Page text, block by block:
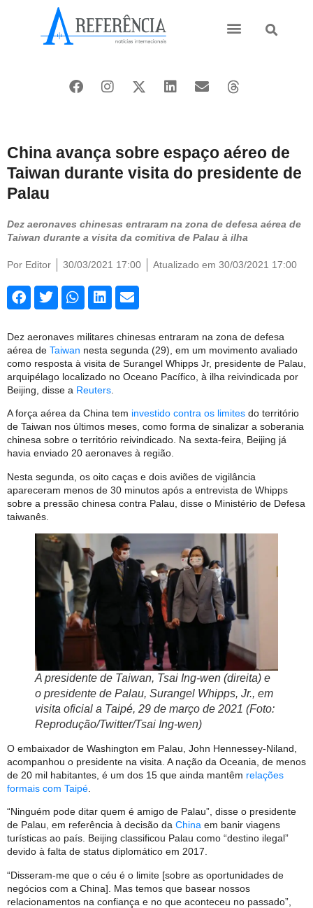
China avança sobre espaço aéreo de
Taiwan durante visita do presidente de
Palau
Dez aeronaves chinesas entraram na zona de defesa aérea de
Taiwan durante a visita da comitiva de Palau à ilha
Por Editor 30/03/2021 17:00 Atualizado em 30/03/2021 17:00
Dez aeronaves militares chinesas entraram na zona de defesa
aérea de Taiwan nesta segunda (29), em um movimento avaliado
como resposta à visita de Surangel Whipps Jr, presidente de Palau,
arquipélago localizado no Oceano Pacífico, à ilha reivindicada por
Beijing, disse a Reuters
A força aérea da China tem investido contra os limites do território
de Taiwan nos últimos meses, como forma de sinalizar a soberania
chinesa sobre o território reivindicado. Na sexta-feira, Beijing já
havia enviado 20 aeronaves à região.
Nesta segunda, os oito caças e dois aviões de vigilância
apareceram menos de 30 minutos após a entrevista de Whipps
sobre a pressão chinesa contra Palau, disse o Ministério de Defesa
taiwanês.
A presidente de Taiwan, Tsai Ing-wen (direita) e
o presidente de Palau, Surangel Whipps, Jr., em
visita oficial a Taipé, 29 de março de 2021 (Foto:
Reprodução/Twitter/Tsai Ing-wen)
O embaixador de Washington em Palau, John Hennessey-Niland,
acompanhou o presidente na visita. A nação da Oceania, de menos
de 20 mil habitantes, é um dos 15 que ainda mantêm relações
formais com Taipé
“Ninguém pode ditar quem é amigo de Palau”, disse o presidente
de Palau, em referência à decisão da China em banir viagens
turísticas ao país. Beijing classificou Palau como “destino ilegal”
devido à falta de status diplomático em 2017.
“Disseram-me que o céu é o limite [sobre as oportunidades de
negócios com a China]. Mas temos que basear nossos
relacionamentos na confiança e no que aconteceu no passado”,